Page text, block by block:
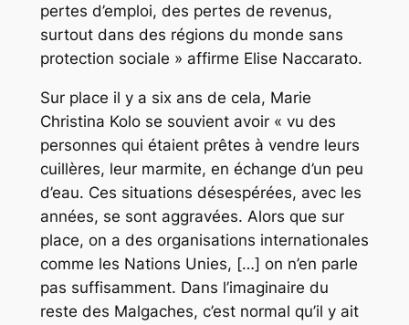
pertes d’emploi, des pertes de revenus,
surtout dans des régions du monde sans
protection sociale » affirme Elise Naccarato.
Sur place il y a six ans de cela, Marie
Christina Kolo se souvient avoir « vu des
personnes qui étaient prêtes à vendre leurs
cuillères, leur marmite, en échange d’un peu
d’eau. Ces situations désespérées, avec les
années, se sont aggravées. Alors que sur
place, on a des organisations internationales
comme les Nations Unies, […] on n’en parle
pas suffisamment. Dans l’imaginaire du
reste des Malgaches, c’est normal qu’il y ait